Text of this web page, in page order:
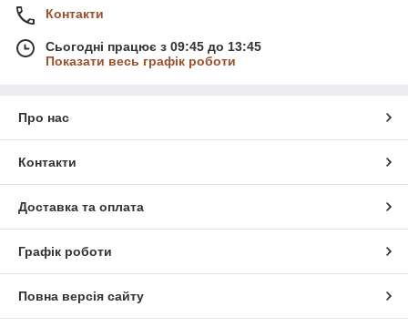
Контакти
Сьогодні працює з 09:45 до 13:45
Показати весь графік роботи
Про нас
Контакти
Доставка та оплата
Графік роботи
Повна версія сайту